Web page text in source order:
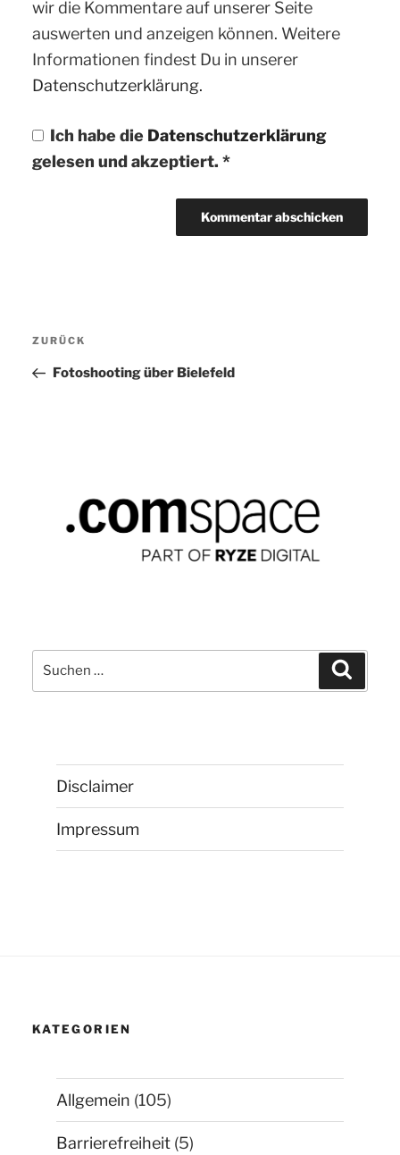
wir die Kommentare auf unserer Seite
auswerten und anzeigen können. Weitere
Informationen findest Du in unserer
Datenschutzerklärung.
Ich habe die Datenschutzerklärung
gelesen und akzeptiert. *
Vorheriger
Beitrag
ZURÜCK
Fotoshooting über Bielefeld
Suchen
nach:
Disclaimer
Impressum
KATEGORIEN
Allgemein (105)
Barrierefreiheit (5)